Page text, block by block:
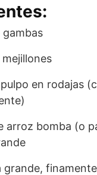
en rodajas
arroz bomba (o
grande,